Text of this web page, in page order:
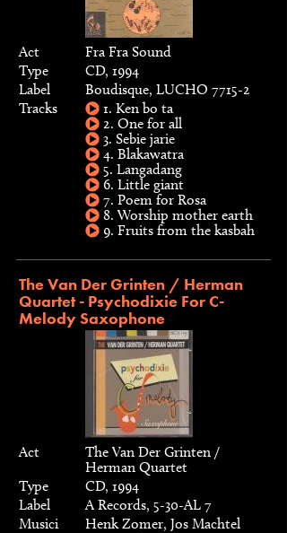
Act
Fra Fra Sound
Type
CD, 1994
Label
Boudisque, LUCHO 7715-2
Tracks
1. Ken bo ta
2. One for all
3. Sebie jarie
4. Blakawatra
5. Langadang
6. Little giant
7. Poem for Rosa
8. Worship mother earth
9. Fruits from the kasbah
The Van Der Grinten / Herman
Quartet - Psychodixie For C-
Melody Saxophone
Act
The Van Der Grinten /
Herman Quartet
Type
CD, 1994
Label
A Records, 5-30-AL 7
Musici
Henk Zomer, Jos Machtel